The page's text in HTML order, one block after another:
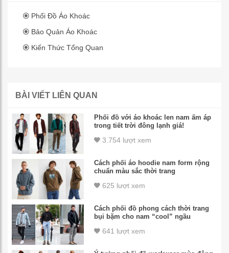
Phối Đồ Áo Khoác
Bảo Quản Áo Khoác
Kiến Thức Tổng Quan
BÀI VIẾT LIÊN QUAN
Phối đồ với áo khoác len nam ấm áp
trong tiết trời đông lạnh giá!
3.754 lượt xem
Cách phối áo hoodie nam form rộng
chuẩn màu sắc thời trang
625 lượt xem
Cách phối đồ phong cách thời trang
bụi bặm cho nam “cool” ngầu
641 lượt xem